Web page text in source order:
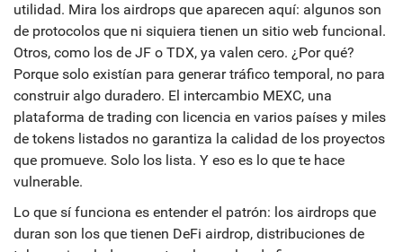
utilidad. Mira los airdrops que aparecen aquí: algunos son
de protocolos que ni siquiera tienen un sitio web funcional.
Otros, como los de JF o TDX, ya valen cero. ¿Por qué?
Porque solo existían para generar tráfico temporal, no para
construir algo duradero. El intercambio MEXC, una
plataforma de trading con licencia en varios países y miles
de tokens listados no garantiza la calidad de los proyectos
que promueve. Solo los lista. Y eso es lo que te hace
vulnerable.
Lo que sí funciona es entender el patrón: los airdrops que
duran son los que tienen DeFi airdrop, distribuciones de